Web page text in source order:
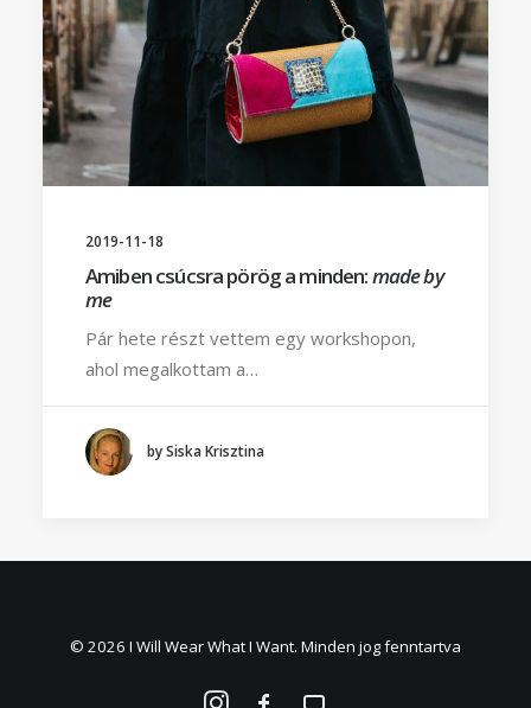
2019-11-18
Amiben csúcsra pörög a minden:made by
me
Pár hete részt vettem egy workshopon,
ahol megalkottam a…
by Siska Krisztina
© 2026 I Will Wear What I Want. Minden jog fenntartva